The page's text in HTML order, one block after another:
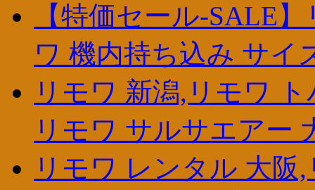
【特価セール-SALE
ワ 機内持ち込み サイ
リモワ 新潟,リモワ
リモワ サルサエアー
リモワ レンタル 大阪